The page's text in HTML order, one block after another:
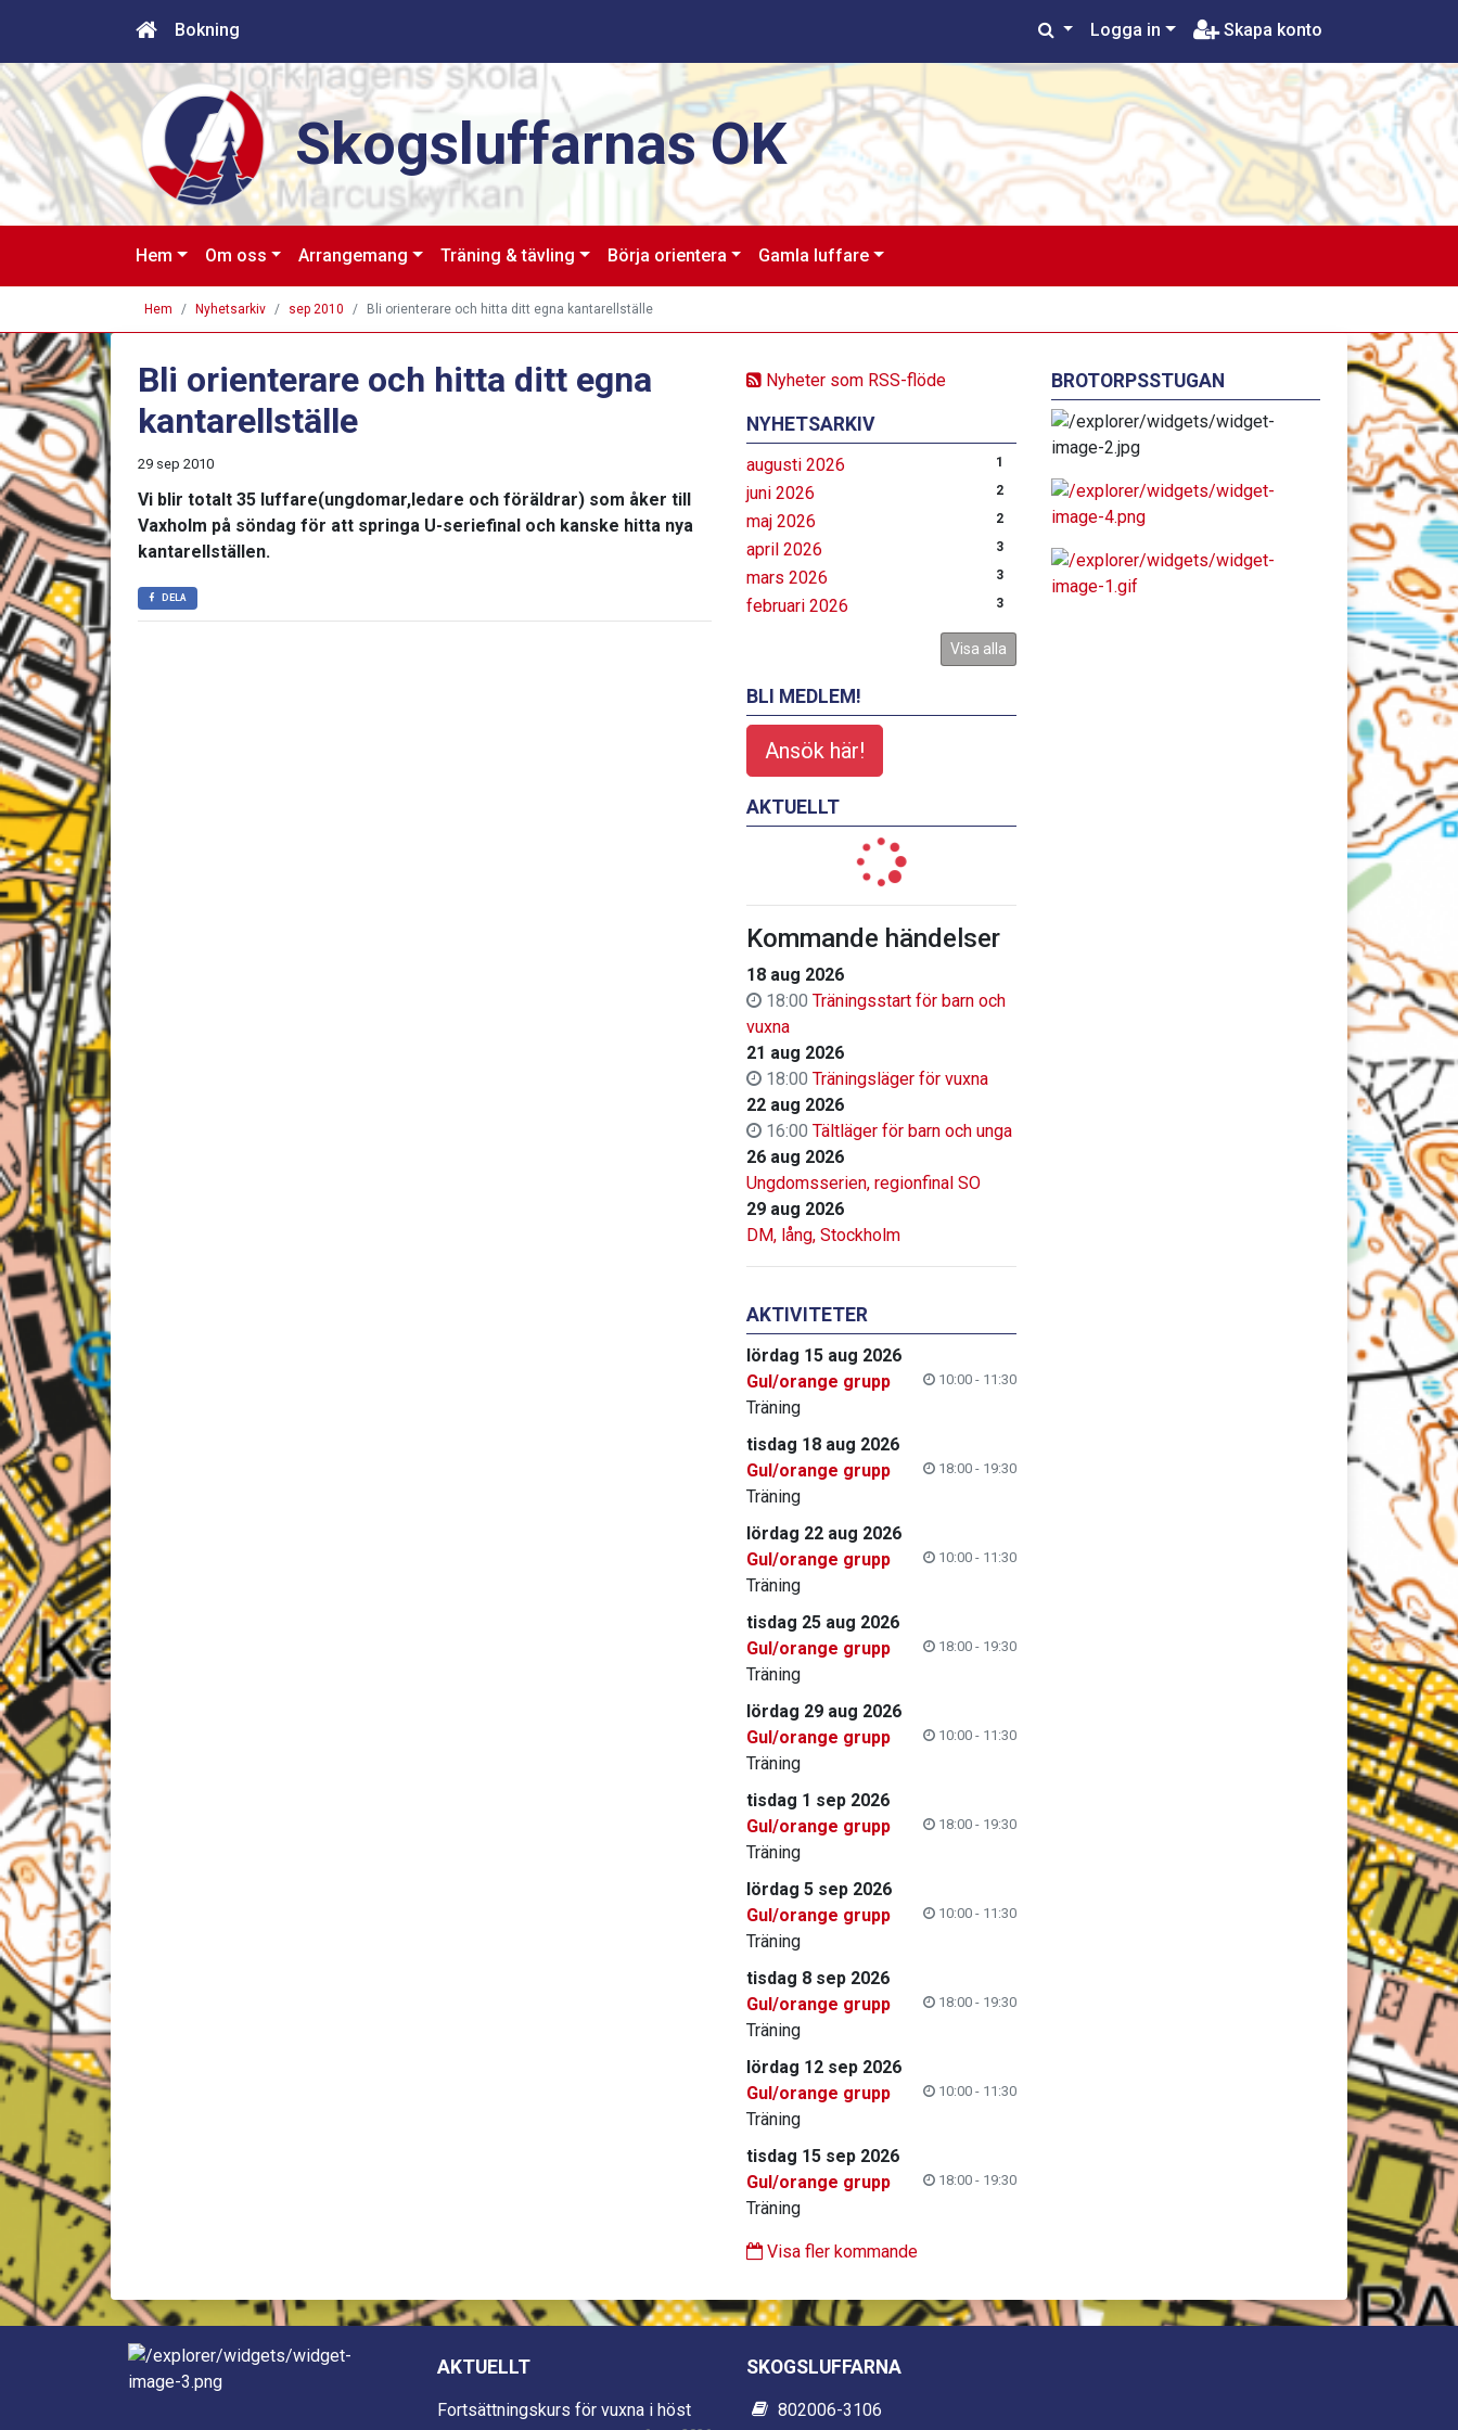
Bokning Logga in Skapa konto
Skogsluffarnas OK
Hem Om oss Arrangemang Träning & tävling Börja orientera Gamla luffare
Hem Nyhetsarkiv sep 2010 Bli orienterare och hitta ditt egna kantarellställe
Nyheter som RSS-flöde
NYHETSARKIV
augusti 2026 1
juni 2026 2
maj 2026 2
april 2026 3
mars 2026 3
februari 2026 3
Visa alla
BLI MEDLEM!
Ansök här!
AKTUELLT
Kommande händelser
18 aug 2026
18:00 Träningsstart för barn och
vuxna
21 aug 2026
18:00 Träningsläger för vuxna
22 aug 2026
16:00 Tältläger för barn och unga
26 aug 2026
Ungdomsserien, regionfinal SO
29 aug 2026
DM, lång, Stockholm
AKTIVITETER
lördag 15 aug 2026
Gul/orange grupp
10:00 - 11:30
Träning
tisdag 18 aug 2026
Gul/orange grupp
18:00 - 19:30
Träning
lördag 22 aug 2026
Gul/orange grupp
10:00 - 11:30
Träning
tisdag 25 aug 2026
Gul/orange grupp
18:00 - 19:30
Träning
lördag 29 aug 2026
Gul/orange grupp
10:00 - 11:30
Träning
tisdag 1 sep 2026
Gul/orange grupp
18:00 - 19:30
Träning
lördag 5 sep 2026
Gul/orange grupp
10:00 - 11:30
Träning
tisdag 8 sep 2026
Gul/orange grupp
18:00 - 19:30
Träning
lördag 12 sep 2026
Gul/orange grupp
10:00 - 11:30
Träning
tisdag 15 sep 2026
Gul/orange grupp
18:00 - 19:30
Träning
Visa fler kommande
Bli orienterare och hitta ditt egna
kantarellställe
29 sep 2010
Vi blir totalt 35 luffare(ungdomar,ledare och föräldrar) som åker till
Vaxholm på söndag för att springa U-seriefinal och kanske hitta nya
kantarellställen.
DELA
BROTORPSSTUGAN
AKTUELLT
Fortsättningskurs för vuxna i höst
SKOGSLUFFARNA
802006-3106